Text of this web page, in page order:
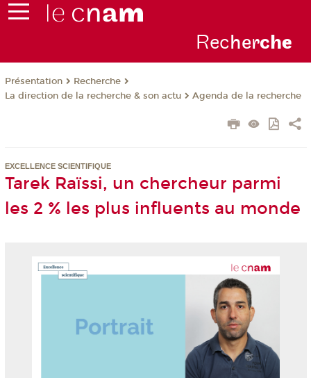
Recherche
Présentation
Recherche
La direction de la recherche & son actu
Agenda de la recherche
EXCELLENCE SCIENTIFIQUE
Tarek Raïssi, un chercheur parmi
les 2 % les plus influents au monde